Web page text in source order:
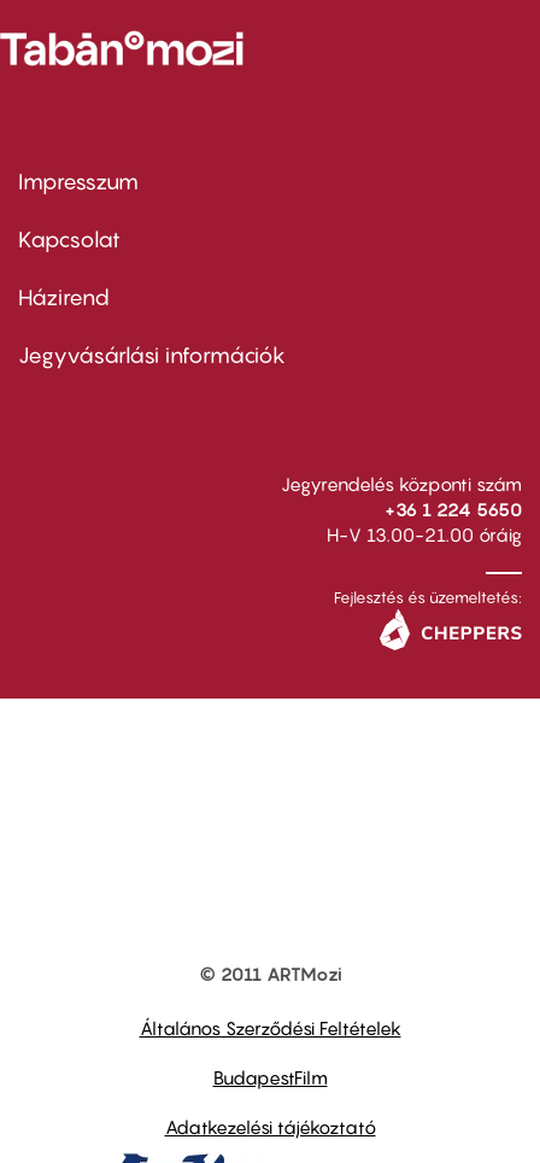
Footer
first
Impresszum
Kapcsolat
Footer
second
Házirend
Jegyvásárlási információk
Jegyrendelés központi szám
+36 1 224 5650
H-V 13.00-21.00 óráig
Fejlesztés és üzemeltetés:
© 2011 ARTMozi
Általános Szerződési Feltételek
BudapestFilm
Adatkezelési tájékoztató